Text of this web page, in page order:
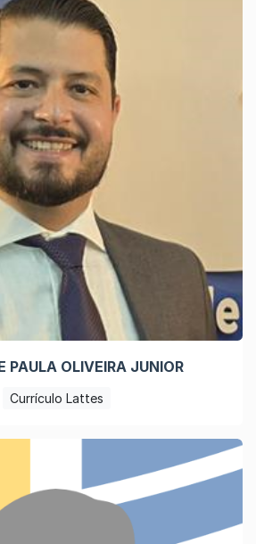
PAULA OLIVEIRA JUNIOR
Currículo Lattes